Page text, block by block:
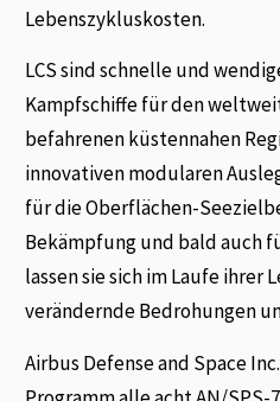
Lebenszykluskosten.
LCS sind schnelle und
Kampfschiffe für den
befahrenen küstennahen
innovativen modularen
für die Oberflächen-
Bekämpfung und bald auch
lassen sie sich im Laufe ihrer
verändernde Bedrohungen
Airbus Defense and Space